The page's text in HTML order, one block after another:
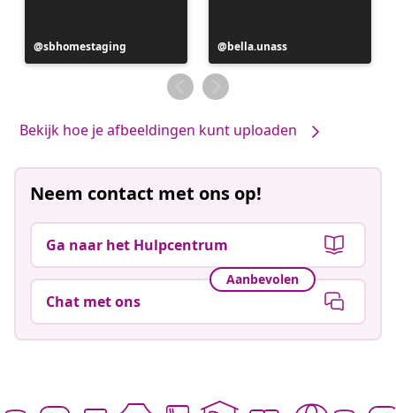
Bericht
gepubliceerd
sbhomestaging
Bericht
gepubliceerd
door
bella.unass
Bekijk hoe je afbeeldingen kunt uploaden
Neem contact met ons op!
Ga naar het Hulpcentrum
Aanbevolen
Chat met ons